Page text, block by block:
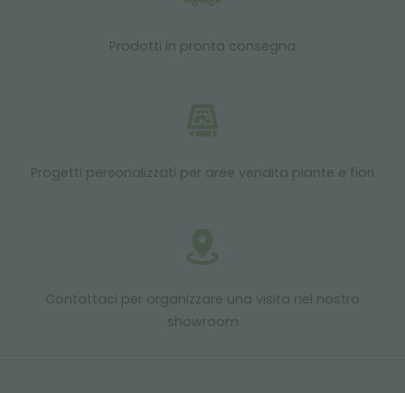
Prodotti in pronta consegna
Progetti personalizzati per aree vendita piante e fiori
Contattaci per organizzare una visita nel nostro
showroom